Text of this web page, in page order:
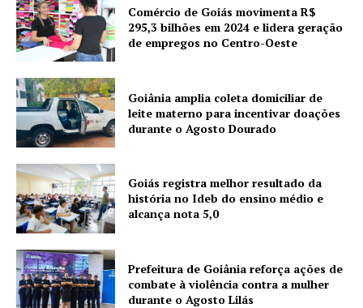
Comércio de Goiás movimenta R$
295,3 bilhões em 2024 e lidera geração
de empregos no Centro-Oeste
Goiânia amplia coleta domiciliar de
leite materno para incentivar doações
durante o Agosto Dourado
Goiás registra melhor resultado da
história no Ideb do ensino médio e
alcança nota 5,0
Prefeitura de Goiânia reforça ações de
combate à violência contra a mulher
durante o Agosto Lilás